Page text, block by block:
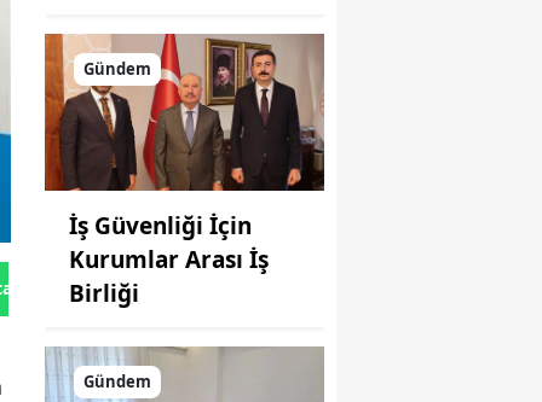
Gönder
Gündem
İş Güvenliği İçin
Kurumlar Arası İş
Birliği
Gündem